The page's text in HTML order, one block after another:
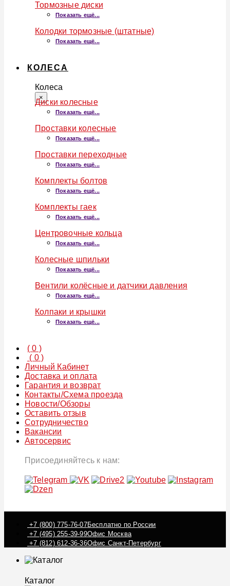
Тормозные диски
Показать ещё...
Колодки тормозные (штатные)
Показать ещё...
КОЛЕСА
Колеса
×
Диски колесные
Показать ещё...
Проставки колесные
Показать ещё...
Проставки переходные
Показать ещё...
Комплекты болтов
Показать ещё...
Комплекты гаек
Показать ещё...
Центровочные кольца
Показать ещё...
Колесные шпильки
Показать ещё...
Вентили колёсные и датчики давления
Показать ещё...
Колпаки и крышки
Показать ещё...
(0 )
( 0)
Личный Кабинет
Доставка и оплата
Гарантия и возврат
Контакты/Схема проезда
Новости/Обзоры
Оставить отзыв
Сотрудничество
Вакансии
Автосервис
Присоединяйтесь к нам:
+7 (800) 775-76-07Бесплатно по России
+7 (495) 255-39-99Офис Москва
+7 (812) 612-36-36Офис Санкт-Петербург
Каталог